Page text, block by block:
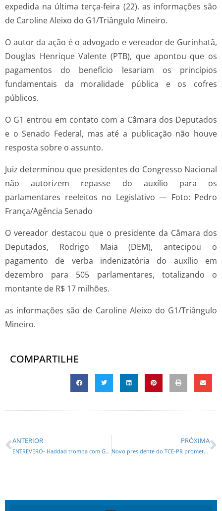
expedida na última terça-feira (22). as informações são
de Caroline Aleixo do G1/Triângulo Mineiro.
O autor da ação é o advogado e vereador de Gurinhatã,
Douglas Henrique Valente (PTB), que apontou que os
pagamentos do benefício lesariam os princípios
fundamentais da moralidade pública e os cofres
públicos.
O G1 entrou em contato com a Câmara dos Deputados
e o Senado Federal, mas até a publicação não houve
resposta sobre o assunto.
Juiz determinou que presidentes do Congresso Nacional
não autorizem repasse do auxílio para os
parlamentares reeleitos no Legislativo — Foto: Pedro
França/Agência Senado
O vereador destacou que o presidente da Câmara dos
Deputados, Rodrigo Maia (DEM), antecipou o
pagamento de verba indenizatória do auxílio em
dezembro para 505 parlamentares, totalizando o
montante de R$ 17 milhões.
as informações são de Caroline Aleixo do G1/Triângulo
Mineiro.
COMPARTILHE
ANTERIOR
ENTREVERO- Haddad tromba com Gleisi
PRÓXIMA
Novo presidente do TCE-PR promete combater a “esperteza” na gestão pública